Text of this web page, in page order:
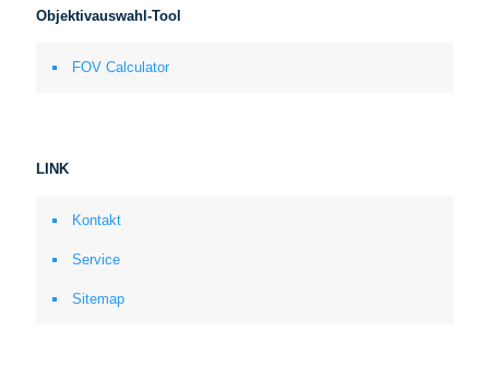
Objektivauswahl-Tool
FOV Calculator
LINK
Kontakt
Service
Sitemap